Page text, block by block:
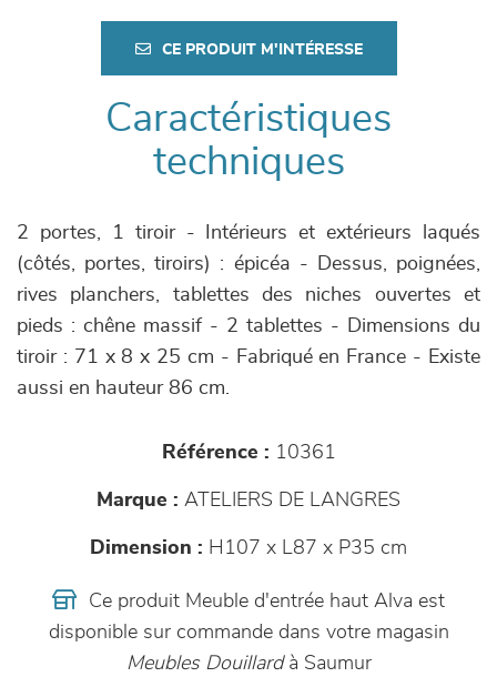
CE PRODUIT M'INTÉRESSE
Caractéristiques
techniques
2 portes, 1 tiroir - Intérieurs et extérieurs laqués
(côtés, portes, tiroirs) : épicéa - Dessus, poignées,
rives planchers, tablettes des niches ouvertes et
pieds : chêne massif - 2 tablettes - Dimensions du
tiroir : 71 x 8 x 25 cm - Fabriqué en France - Existe
aussi en hauteur 86 cm.
Référence : 10361
Marque : ATELIERS DE LANGRES
Dimension : H107 x L87 x P35 cm
Ce produit Meuble d'entrée haut Alva est
disponible sur commande dans votre magasin
Meubles Douillardà Saumur